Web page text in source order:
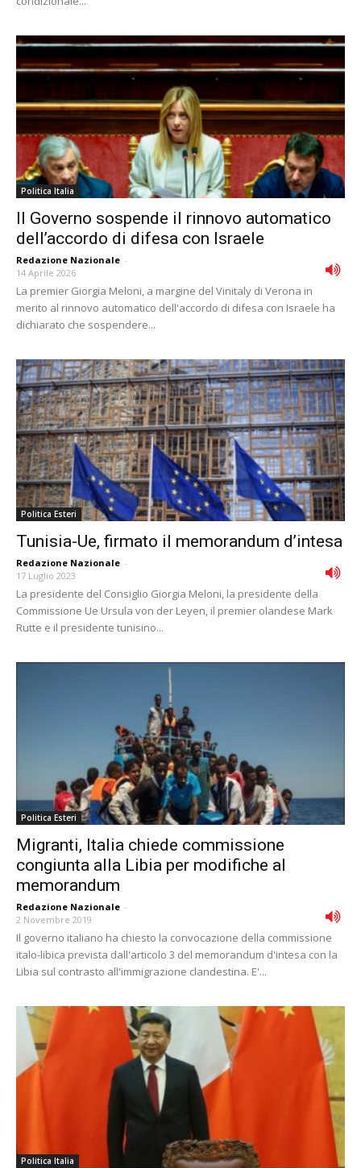
Politica Italia
Il Governo sospende il rinnovo automatico
dell’accordo di difesa con Israele
Redazione Nazionale -
14 Aprile 2026
La premier Giorgia Meloni, a margine del Vinitaly di Verona in
merito al rinnovo automatico dell'accordo di difesa con Israele ha
dichiarato che sospendere...
Politica Esteri
Tunisia-Ue, firmato il memorandum d’intesa
Redazione Nazionale -
17 Luglio 2023
La presidente del Consiglio Giorgia Meloni, la presidente della
Commissione Ue Ursula von der Leyen, il premier olandese Mark
Rutte e il presidente tunisino...
Politica Esteri
Migranti, Italia chiede commissione
congiunta alla Libia per modifiche al
memorandum
Redazione Nazionale -
2 Novembre 2019
Il governo italiano ha chiesto la convocazione della commissione
italo-libica prevista dall'articolo 3 del memorandum d'intesa con la
Libia sul contrasto all'immigrazione clandestina. E'...
Politica Italia